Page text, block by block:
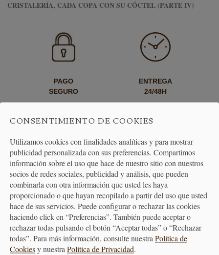
CRISTALERÍA, CADA COPA CON SU CÓCTEL (PARTE IV)
PAGO
SEGURO
ENTREGA
24/48H
ENVÍO GRATUITO
A PARTIR DE 40€
DEVOLUCIONES
30 DÍAS
CONSENTIMIENTO DE COOKIES
Utilizamos cookies con finalidades analíticas y para mostrar
publicidad personalizada con sus preferencias. Compartimos
información sobre el uso que hace de nuestro sitio con nuestros
socios de redes sociales, publicidad y análisis, que pueden
combinarla con otra información que usted les haya
proporcionado o que hayan recopilado a partir del uso que usted
hace de sus servicios. Puede configurar o rechazar las cookies
haciendo click en “Preferencias”. También puede aceptar o
rechazar todas pulsando el botón “Aceptar todas” o “Rechazar
todas”. Para más información, consulte nuestra Política de
Cookiesy nuestra Política de Privacidad.